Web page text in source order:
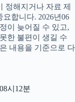
정해지거나 자료 제
합니다. 2026년06
이 늦어질 수 있고,
한 불편이 생길 수
내용을 기준으로 다
시12분